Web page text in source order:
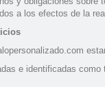
a los efectos de la
e identificadas